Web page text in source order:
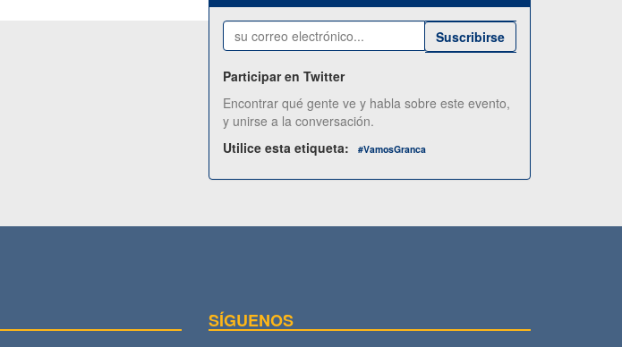
Suscribirse
Participar en Twitter
Encontrar qué gente ve y habla sobre este evento,
y unirse a la conversación.
Utilice esta etiqueta:
#VamosGranca
SÍGUENOS